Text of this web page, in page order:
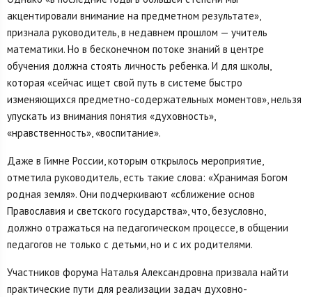
акцентировали внимание на предметном результате»,
признала руководитель, в недавнем прошлом — учитель
математики. Но в бесконечном потоке знаний в центре
обучения должна стоять личность ребенка. И для школы,
которая «сейчас ищет свой путь в системе быстро
изменяющихся предметно-содержательных моментов», нельзя
упускать из внимания понятия «духовность»,
«нравственность», «воспитание».
Даже в Гимне России, которым открылось мероприятие,
отметила руководитель, есть такие слова: «Хранимая Богом
родная земля». Они подчеркивают «сближение основ
Православия и светского государства», что, безусловно,
должно отражаться на педагогическом процессе, в общении
педагогов не только с детьми, но и с их родителями.
Участников форума Наталья Александровна призвала найти
практические пути для реализации задач духовно-